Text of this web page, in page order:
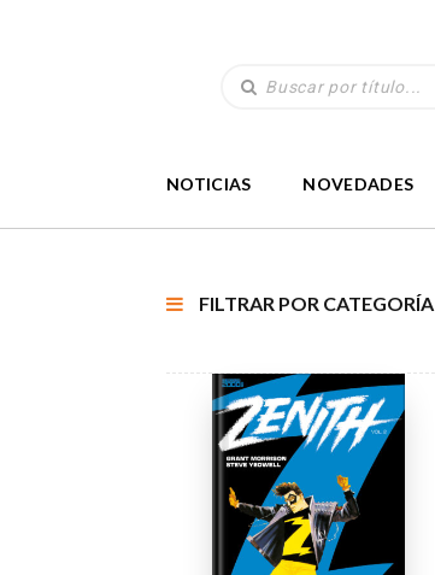
NOTICIAS NOVEDADES
FILTRAR POR CATEGORÍA